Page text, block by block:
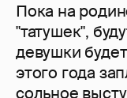
Пока на
"татушек",
девушки
этого года
сольное